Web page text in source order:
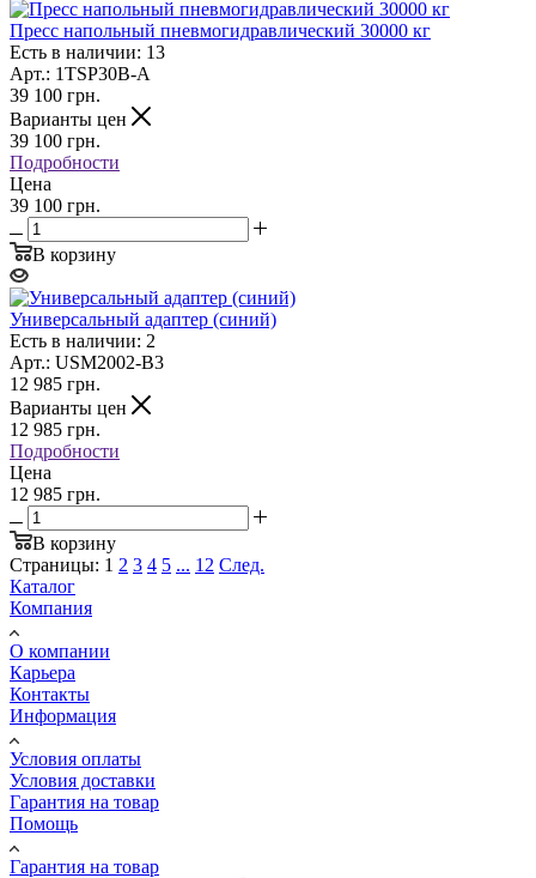
Пресс напольный пневмогидравлический 30000 кг
Есть в наличии: 13
Арт.: 1TSP30B-A
39 100 грн.
Варианты цен
39 100 грн.
Подробности
Цена
39 100 грн.
В корзину
Универсальный адаптер (синий)
Есть в наличии: 2
Арт.: USM2002-B3
12 985 грн.
Варианты цен
12 985 грн.
Подробности
Цена
12 985 грн.
В корзину
Страницы: 1 2 3 4 5 ... 12 След.
Каталог
Компания
О компании
Карьера
Контакты
Информация
Условия оплаты
Условия доставки
Гарантия на товар
Помощь
Гарантия на товар